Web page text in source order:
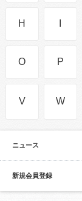
H
O P
V W
ニュース
新規会員登録